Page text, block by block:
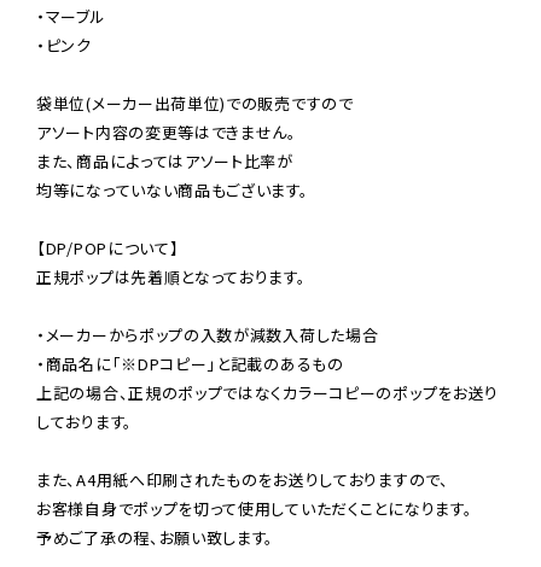
・マーブル
・ピンク
袋単位(メーカー出荷単位)での販売ですので
アソート内容の変更等はできません。
また、商品によってはアソート比率が
均等になっていない商品もございます。
【DP/POPについて】
正規ポップは先着順となっております。
・メーカーからポップの入数が減数入荷した場合
・商品名に「※DPコピー」と記載のあるもの
上記の場合、正規のポップではなくカラーコピーのポップをお送り
しております。
また、A4用紙へ印刷されたものをお送りしておりますので、
お客様自身でポップを切って使用していただくことになります。
予めご了承の程、お願い致します。